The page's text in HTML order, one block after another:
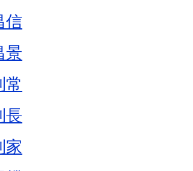
信
景
常
長
家